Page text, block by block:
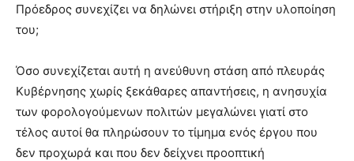
Πρόεδρος συνεχίζει να δηλώνει στήριξη στην υλοποίηση
του;
Όσο συνεχίζεται αυτή η ανεύθυνη στάση από πλευράς
Κυβέρνησης χωρίς ξεκάθαρες απαντήσεις, η ανησυχία
των φορολογούμενων πολιτών μεγαλώνει γιατί στο
τέλος αυτοί θα πληρώσουν το τίμημα ενός έργου που
δεν προχωρά και που δεν δείχνει προοπτική